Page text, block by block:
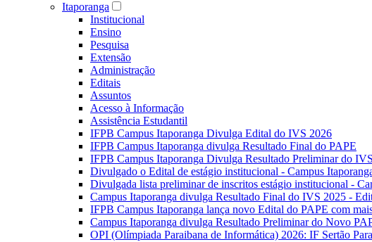
Itaporanga
Institucional
Ensino
Pesquisa
Extensão
Administração
Editais
Assuntos
Acesso à Informação
Assistência Estudantil
IFPB Campus Itaporanga Divulga Edital do IVS 2026
IFPB Campus Itaporanga divulga Resultado Final do PAPE
IFPB Campus Itaporanga Divulga Resultado Preliminar do
Divulgado o Edital de estágio institucional - Campus
Divulgada lista preliminar de inscritos estágio institucional -
Campus Itaporanga divulga Resultado Final do IVS 2025 -
IFPB Campus Itaporanga lança novo Edital do PAPE com
Campus Itaporanga divulga Resultado Preliminar do Novo
OPI (Olímpiada Paraibana de Informática) 2026: IF Sertão